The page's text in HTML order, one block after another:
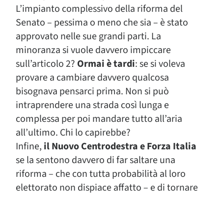
L’impianto complessivo della riforma del
Senato – pessima o meno che sia – è stato
approvato nelle sue grandi parti. La
minoranza si vuole davvero impiccare
sull’articolo 2? Ormai è tardi: se si voleva
provare a cambiare davvero qualcosa
bisognava pensarci prima. Non si può
intraprendere una strada così lunga e
complessa per poi mandare tutto all’aria
all’ultimo. Chi lo capirebbe?
Infine, il Nuovo Centrodestra e Forza Italia
se la sentono davvero di far saltare una
riforma – che con tutta probabilità al loro
elettorato non dispiace affatto – e di tornare